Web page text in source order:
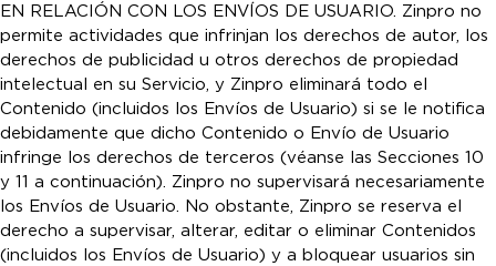
EN RELACIÓN CON LOS ENVÍOS DE USUARIO. Zinpro no
permite actividades que infrinjan los derechos de autor, los
derechos de publicidad u otros derechos de propiedad
intelectual en su Servicio, y Zinpro eliminará todo el
Contenido (incluidos los Envíos de Usuario) si se le notifica
debidamente que dicho Contenido o Envío de Usuario
infringe los derechos de terceros (véanse las Secciones 10
y 11 a continuación). Zinpro no supervisará necesariamente
los Envíos de Usuario. No obstante, Zinpro se reserva el
derecho a supervisar, alterar, editar o eliminar Contenidos
(incluidos los Envíos de Usuario) y a bloquear usuarios sin